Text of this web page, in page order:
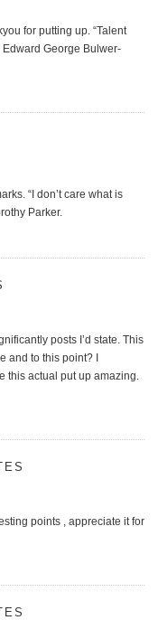
for putting up. “Talent
Edward George Bulwer-
“I don’t care what is
Parker.
posts I’d state. This
and to this point? I
this actual put up amazing.
points , appreciate it for